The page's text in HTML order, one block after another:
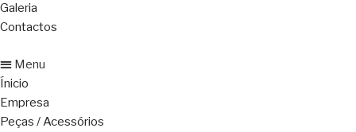
Galeria
Contactos
Menu
Ínicio
Empresa
Peças / Acessórios